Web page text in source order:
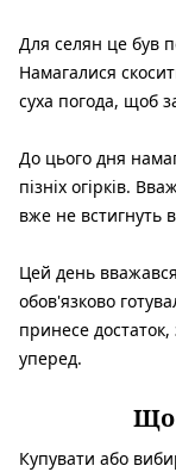
Для селян це був
Намагалися
суха погода, щоб
До цього дня
пізніх огірків.
вже не встигнуть
Цей день
обов'язково
принесе достаток,
уперед.
Що
Купувати або